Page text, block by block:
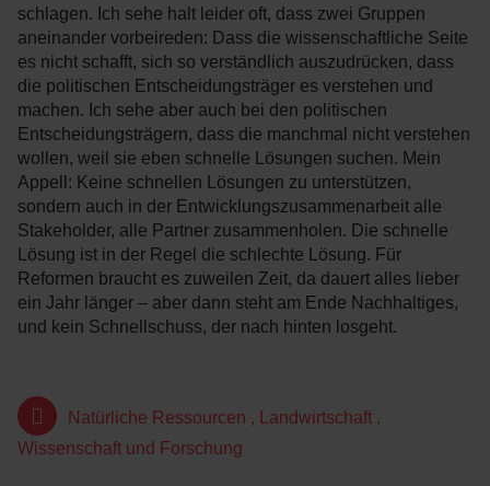
schlagen. Ich sehe halt leider oft, dass zwei Gruppen
aneinander vorbeireden: Dass die wissenschaftliche Seite
es nicht schafft, sich so verständlich auszudrücken, dass
die politischen Entscheidungsträger es verstehen und
machen. Ich sehe aber auch bei den politischen
Entscheidungsträgern, dass die manchmal nicht verstehen
wollen, weil sie eben schnelle Lösungen suchen. Mein
Appell: Keine schnellen Lösungen zu unterstützen,
sondern auch in der Entwicklungszusammenarbeit alle
Stakeholder, alle Partner zusammenholen. Die schnelle
Lösung ist in der Regel die schlechte Lösung. Für
Reformen braucht es zuweilen Zeit, da dauert alles lieber
ein Jahr länger – aber dann steht am Ende Nachhaltiges,
und kein Schnellschuss, der nach hinten losgeht.
Natürliche Ressourcen , Landwirtschaft ,
Wissenschaft und Forschung